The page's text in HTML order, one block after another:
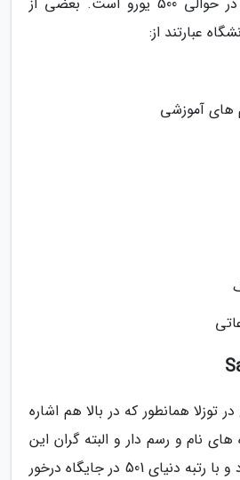
عبارتند از:
های آموزشی
توزلا همانطور که در بالا هم اشاره
نام و رسم دار و البته گران این
کشور محسوب می شود و با رتبه دنیای 501 در جایگاه درخور